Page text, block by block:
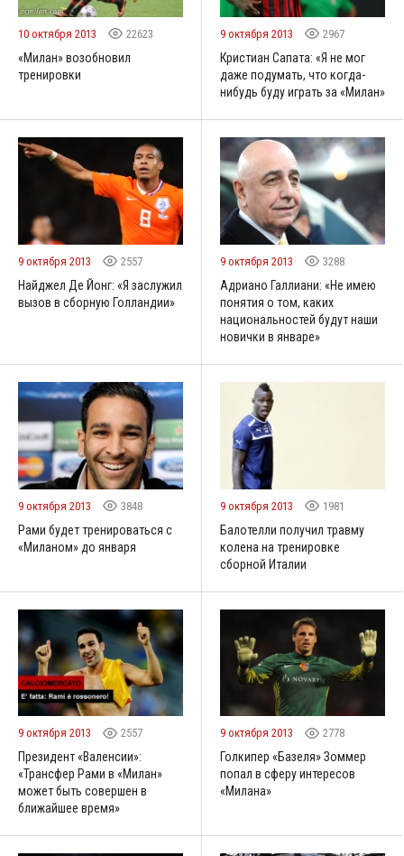
10 октября 2013 22623
«Милан» возобновил
тренировки
9 октября 2013 2967
Кристиан Сапата: «Я не мог
даже подумать, что когда-
нибудь буду играть за «Милан»
9 октября 2013 2557
Найджел Де Йонг: «Я заслужил
вызов в сборную Голландии»
9 октября 2013 3288
Адриано Галлиани: «Не имею
понятия о том, каких
национальностей будут наши
новички в январе»
9 октября 2013 3848
Рами будет тренироваться с
«Миланом» до января
9 октября 2013 1981
Балотелли получил травму
колена на тренировке
сборной Италии
9 октября 2013 2557
Президент «Валенсии»:
«Трансфер Рами в «Милан»
может быть совершен в
ближайшее время»
9 октября 2013 2778
Голкипер «Базеля» Зоммер
попал в сферу интересов
«Милана»